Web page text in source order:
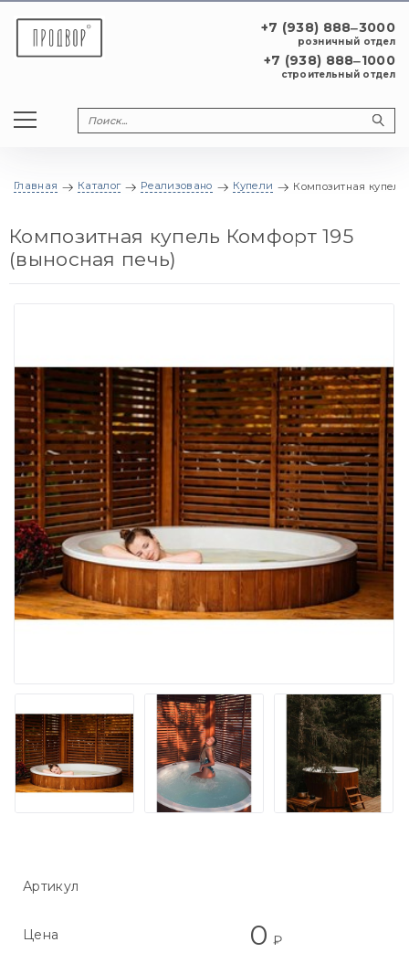
+7 (938) 888‒3000
розничный отдел
+7 (938) 888‒1000
строительный отдел
Главная Каталог Реализовано Купели Композитная
Композитная купель Комфорт 195
(выносная печь)
Артикул
Цена 0 ₽